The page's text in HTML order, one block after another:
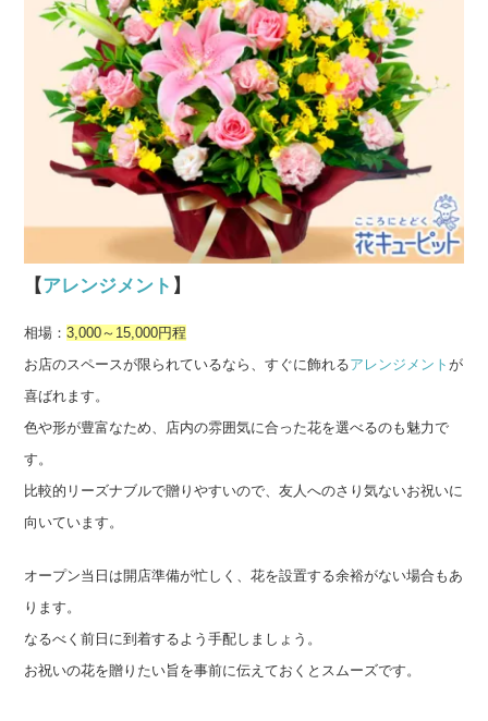
【アレンジメント 】
相場：3,000～15,000円程
お店のスペースが限られているなら、すぐに飾れるアレンジメントが
喜ばれます。
色や形が豊富なため、店内の雰囲気に合った花を選べるのも魅力で
す。
比較的リーズナブルで贈りやすいので、友人へのさり気ないお祝いに
向いています。
オープン当日は開店準備が忙しく、花を設置する余裕がない場合もあ
ります。
なるべく前日に到着するよう手配しましょう。
お祝いの花を贈りたい旨を事前に伝えておくとスムーズです。